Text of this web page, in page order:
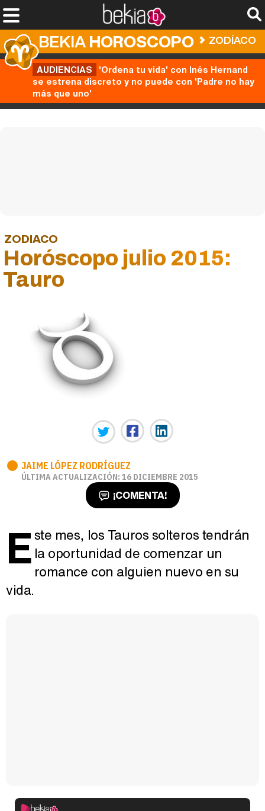
BEKIAHOROSCOPO ZODÍACO
AUDIENCIAS 'Ordena tu vida' con Inés Hernand
se estrena discreto y no puede con 'Padre no hay
más que uno'
ZODIACO
Horóscopo julio 2015:
Tauro
JAIME LÓPEZ RODRÍGUEZ
ÚLTIMA ACTUALIZACIÓN: 16 DICIEMBRE 2015
¡COMENTA!
Este mes, los Tauros solteros tendrán
la oportunidad de comenzar un
romance con alguien nuevo en su
vida.